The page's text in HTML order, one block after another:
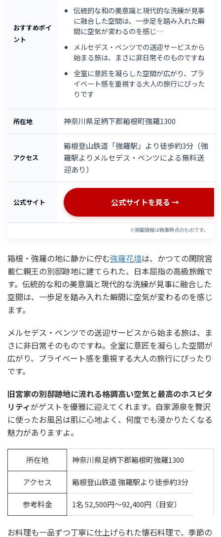
おすすめポイ
ント
伝統的な和の美意識と現代的な洗練が見事
に融合した空間は、一歩足を踏み入れた瞬
間に空気が変わるのを感じ…
メルセデス・ベンツでの送迎サービスから
始まる旅は、まさに非日常そのものですね
全室に意匠を凝らした空間が広がり、プラ
イベート感を重視する大人の旅行にぴった
りです
所在地 神奈川県足柄下郡箱根町強羅1300
アクセス
箱根登山鉄道「強羅駅」より徒歩約3分（強
羅駅よりメルセデス・ベンツによる無料送
迎あり）
公式サイト 公式サイトを見る →
※掲載情報は執筆時点のものです。
箱根・強羅の地に静かに佇む強羅花壇は、かつての閑院宮
載仁親王の別邸跡地に建てられた、日本屈指の高級旅館で
す。伝統的な和の美意識と現代的な洗練が見事に融合した
空間は、一歩足を踏み入れた瞬間に空気が変わるのを感じ
ます。
メルセデス・ベンツでの送迎サービスから始まる旅は、ま
さに非日常そのものですね。全室に意匠を凝らした空間が
広がり、プライベート感を重視する大人の旅行にぴったり
です。
旧宮家の別邸跡地に流れる格調高い空気と最高のホスピタ
リティがゲストを優雅に迎えてくれます。自家源泉を贅沢
に使ったお風呂は肌に心地よく、何度でも浸かりたくなる
魅力がありますよ。
所在地 神奈川県足柄下郡箱根町強羅1300
アクセス 箱根登山鉄道 強羅駅より徒歩約3分
参考料金 1名 52,500円〜92,400円（目安）
お料理も一品ずつ丁寧に仕上げられた懐石料理で、季節の